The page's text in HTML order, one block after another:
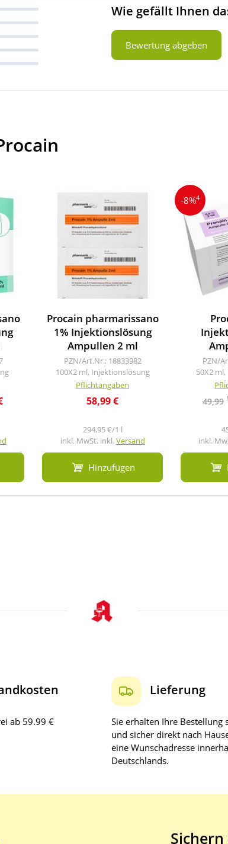
Wie gefällt Ihnen
Bewertung abgeben
Procain pharmarissano
1% Injektionslösung
Ampullen 2 ml
PZN/Art.Nr.: 18833982
100X2 ml, Injektionslösung
Pflichtangaben
58,99 €
294,95 €/1 l
inkl. MwSt. inkl.Versand
Hinzufügen
-8%4
PZN/
50X2
49,99
inkl.
ab 59.99 €
Lieferung
Sie erhalten Ihre Bestellung
und sicher direkt nach
eine Wunschadresse
Deutschlands.
Sichern